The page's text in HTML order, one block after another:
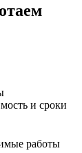
и сроки
работы